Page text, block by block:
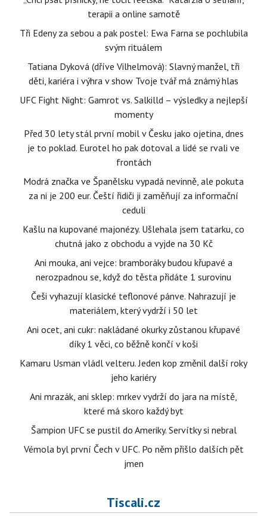
terapii a online samotě
Tři Edeny za sebou a pak postel: Ewa Farna se pochlubila
svým rituálem
Tatiana Dyková (dříve Vilhelmová): Slavný manžel, tři
děti, kariéra i výhra v show Tvoje tvář má známý hlas
UFC Fight Night: Gamrot vs. Salkilld – výsledky a nejlepší
momenty
Před 30 lety stál první mobil v Česku jako ojetina, dnes
je to poklad. Eurotel ho pak dotoval a lidé se rvali ve
frontách
Modrá značka ve Španělsku vypadá nevinně, ale pokuta
za ni je 200 eur. Čeští řidiči ji zaměňují za informační
ceduli
Kašlu na kupované majonézy. Ušlehala jsem tatarku, co
chutná jako z obchodu a vyjde na 30 Kč
Ani mouka, ani vejce: bramboráky budou křupavé a
nerozpadnou se, když do těsta přidáte 1 surovinu
Češi vyhazují klasické teflonové pánve. Nahrazují je
materiálem, který vydrží i 50 let
Ani ocet, ani cukr: nakládané okurky zůstanou křupavé
díky 1 věci, co běžně končí v koši
Kamaru Usman vládl velteru. Jeden kop změnil další roky
jeho kariéry
Ani mrazák, ani sklep: mrkev vydrží do jara na místě,
které má skoro každý byt
Šampion UFC se pustil do Ameriky. Servítky si nebral
Vémola byl první Čech v UFC. Po něm přišlo dalších pět
jmen
Tiscali.cz